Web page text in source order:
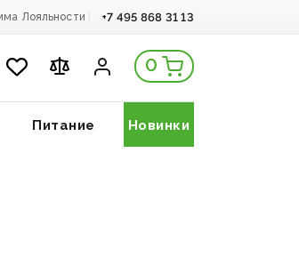
Лояльности +7 495 868 31 13
0
Питание Новинки